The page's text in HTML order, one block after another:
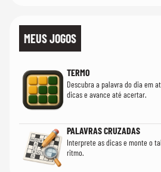
MEUS JOGOS
TERMO
Descubra a palavra do dia em
dicas e avance até acertar.
PALAVRAS CRUZADAS
Interprete as dicas e monte o
ritmo.